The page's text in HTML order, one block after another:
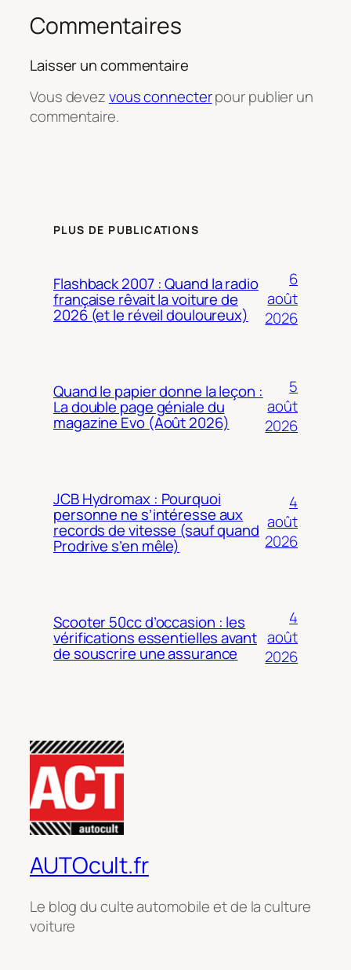
Commentaires
Laisser un commentaire
Vous devezvous connecterpour publier un
commentaire.
PLUS DE PUBLICATIONS
Flashback 2007 : Quand la radio
française rêvait la voiture de
2026 (et le réveil douloureux)
6
août
2026
Quand le papier donne la leçon :
La double page géniale du
magazine Evo (Août 2026)
5
août
2026
JCB Hydromax : Pourquoi
personne ne s’intéresse aux
records de vitesse (sauf quand
Prodrive s’en mêle)
4
août
2026
Scooter 50cc d’occasion : les
vérifications essentielles avant
de souscrire une assurance
4
août
2026
AUTOcult.fr
Le blog du culte automobile et de la culture
voiture